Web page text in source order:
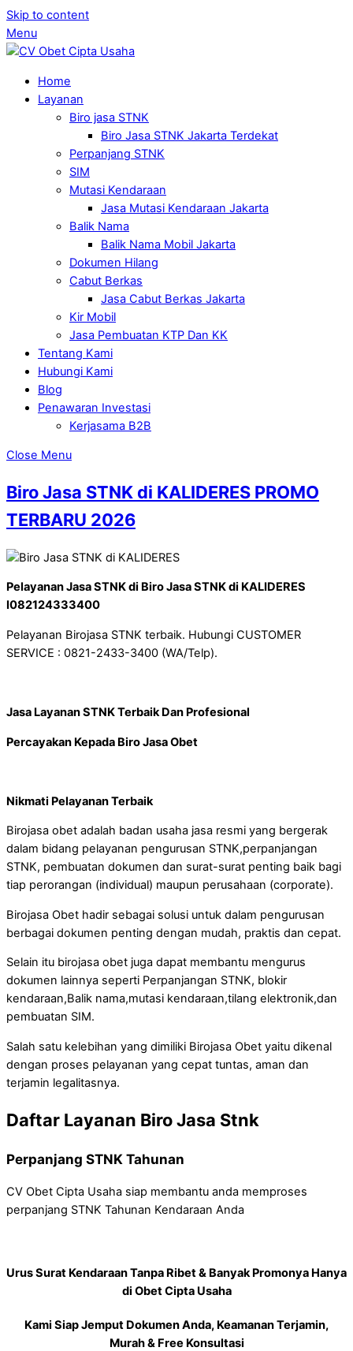
Skip to content
Menu
Home
Layanan
Biro jasa STNK
Biro Jasa STNK Jakarta Terdekat
Perpanjang STNK
SIM
Mutasi Kendaraan
Jasa Mutasi Kendaraan Jakarta
Balik Nama
Balik Nama Mobil Jakarta
Dokumen Hilang
Cabut Berkas
Jasa Cabut Berkas Jakarta
Kir Mobil
Jasa Pembuatan KTP Dan KK
Tentang Kami
Hubungi Kami
Blog
Penawaran Investasi
Kerjasama B2B
Close Menu
Biro Jasa STNK di KALIDERES PROMO
TERBARU 2026
Pelayanan Jasa STNK di Biro Jasa STNK di KALIDERES
I082124333400
Pelayanan Birojasa STNK terbaik. Hubungi CUSTOMER
SERVICE : 0821-2433-3400 (WA/Telp).
Jasa Layanan STNK Terbaik Dan Profesional
Percayakan Kepada Biro Jasa Obet
Nikmati Pelayanan Terbaik
Birojasa obet adalah badan usaha jasa resmi yang bergerak
dalam bidang pelayanan pengurusan STNK,perpanjangan
STNK, pembuatan dokumen dan surat-surat penting baik bagi
tiap perorangan (individual) maupun perusahaan (corporate).
Birojasa Obet hadir sebagai solusi untuk dalam pengurusan
berbagai dokumen penting dengan mudah, praktis dan cepat.
Selain itu birojasa obet juga dapat membantu mengurus
dokumen lainnya seperti Perpanjangan STNK, blokir
kendaraan,Balik nama,mutasi kendaraan,tilang elektronik,dan
pembuatan SIM.
Salah satu kelebihan yang dimiliki Birojasa Obet yaitu dikenal
dengan proses pelayanan yang cepat tuntas, aman dan
terjamin legalitasnya.
Daftar Layanan Biro Jasa Stnk
Perpanjang STNK Tahunan
CV Obet Cipta Usaha siap membantu anda memproses
perpanjang STNK Tahunan Kendaraan Anda
Urus Surat Kendaraan Tanpa Ribet & Banyak Promonya Hanya
di Obet Cipta Usaha
Kami Siap Jemput Dokumen Anda, Keamanan Terjamin,
Murah & Free Konsultasi